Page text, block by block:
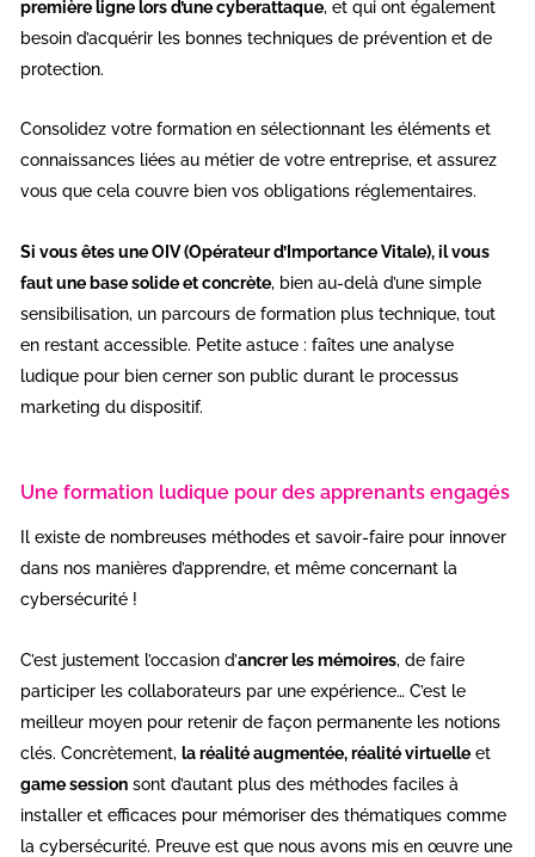
première ligne lors d’une cyberattaque, et qui ont également
besoin d’acquérir les bonnes techniques de prévention et de
protection.
Consolidez votre formation en sélectionnant les éléments et
connaissances liées au métier de votre entreprise, et assurez
vous que cela couvre bien vos obligations réglementaires.
Si vous êtes une OIV (Opérateur d’Importance Vitale), il vous
faut une base solide et concrète, bien au-delà d’une simple
sensibilisation, un parcours de formation plus technique, tout
en restant accessible. Petite astuce : faîtes une analyse
ludique pour bien cerner son public durant le processus
marketing du dispositif.
Une formation ludique pour des apprenants engagés
Il existe de nombreuses méthodes et savoir-faire pour innover
dans nos manières d’apprendre, et même concernant la
cybersécurité !
C’est justement l’occasion d’ancrer les mémoires, de faire
participer les collaborateurs par une expérience… C’est le
meilleur moyen pour retenir de façon permanente les notions
clés. Concrètement, la réalité augmentée, réalité virtuelle et
game session sont d’autant plus des méthodes faciles à
installer et efficaces pour mémoriser des thématiques comme
la cybersécurité. Preuve est que nous avons mis en œuvre une